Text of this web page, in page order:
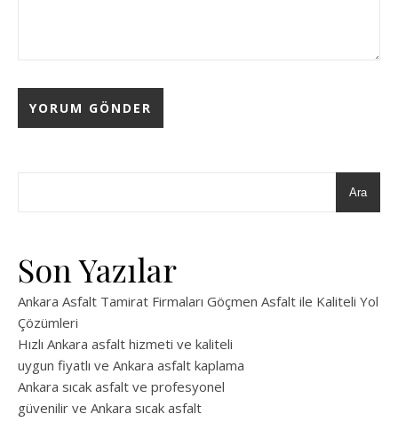
Ara
Son Yazılar
Ankara Asfalt Tamirat Firmaları Göçmen Asfalt ile Kaliteli Yol
Çözümleri
Hızlı Ankara asfalt hizmeti ve kaliteli
uygun fiyatlı ve Ankara asfalt kaplama
Ankara sıcak asfalt ve profesyonel
güvenilir ve Ankara sıcak asfalt